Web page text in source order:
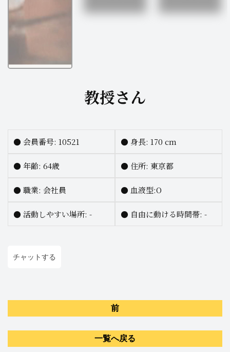
教授さん
● 会員番号: 10521 ● 身長: 170 cm
● 年齢: 64歳 ● 住所: 東京都
● 職業: 会社員 ● 血液型:O
● 活動しやすい場所: - ● 自由に動ける時間帯: -
チャットする
前
一覧へ戻る